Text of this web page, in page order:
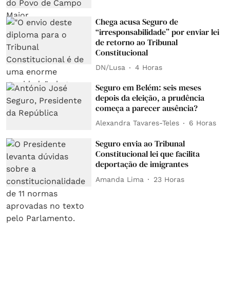
Chega acusa Seguro de
“irresponsabilidade” por enviar lei
de retorno ao Tribunal
Constitucional
DN/Lusa 4 Horas
Seguro em Belém: seis meses
depois da eleição, a prudência
começa a parecer ausência?
Alexandra Tavares-Teles 6 Horas
Seguro envia ao Tribunal
Constitucional lei que facilita
deportação de imigrantes
Amanda Lima 23 Horas